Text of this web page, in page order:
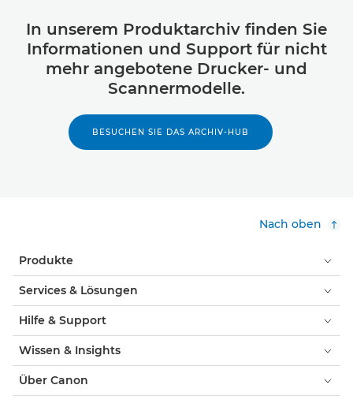
In unserem Produktarchiv finden Sie
Informationen und Support für nicht
mehr angebotene Drucker- und
Scannermodelle.
BESUCHEN SIE DAS ARCHIV-HUB
Nach oben
Produkte
Services & Lösungen
Hilfe & Support
Wissen & Insights
Über Canon